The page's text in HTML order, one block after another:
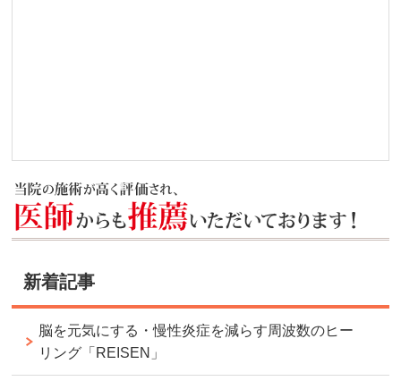
新着記事
脳を元気にする・慢性炎症を減らす周波数のヒー
リング「REISEN」